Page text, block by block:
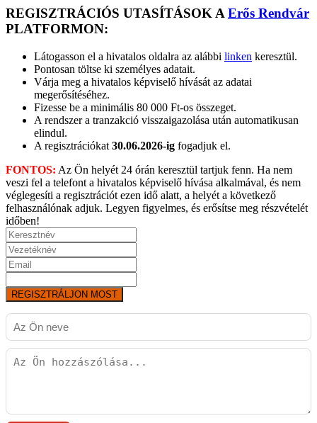
REGISZTRÁCIÓS UTASÍTÁSOK A Erős Rendvár
PLATFORMON:
Látogasson el a hivatalos oldalra az alábbi linken keresztül.
Pontosan töltse ki személyes adatait.
Várja meg a hivatalos képviselő hívását az adatai
megerősítéséhez.
Fizesse be a minimális 80 000 Ft-os összeget.
A rendszer a tranzakció visszaigazolása után automatikusan
elindul.
A regisztrációkat 30.06.2026-ig fogadjuk el.
FONTOS: Az Ön helyét 24 órán keresztül tartjuk fenn. Ha nem
veszi fel a telefont a hivatalos képviselő hívása alkalmával, és nem
véglegesíti a regisztrációt ezen idő alatt, a helyét a következő
felhasználónak adjuk. Legyen figyelmes, és erősítse meg részvételét
időben!
REGISZTRÁLJON MOST